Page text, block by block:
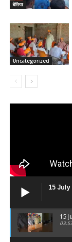
बेतिया
Uncategorized
15 July
15